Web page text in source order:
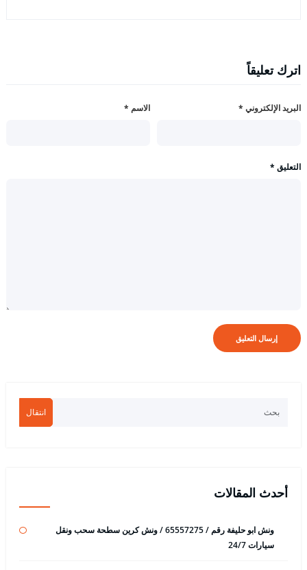
اترك تعليقاً
الاسم * البريد الإلكتروني *
التعليق *
انتقال
أحدث المقالات
ونش ابو حليفة رقم / 65557275 / ونش كرين سطحة سحب ونقل
سيارات 24/7